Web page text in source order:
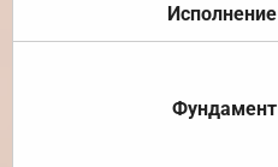
Исполнение
Фундамент